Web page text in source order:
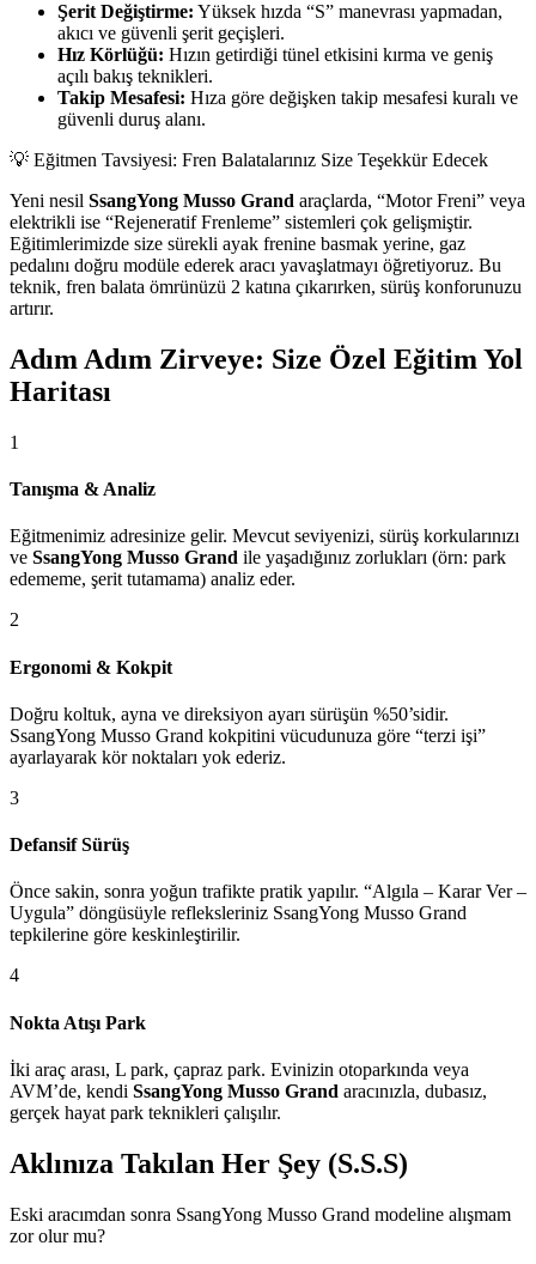
Şerit Değiştirme: Yüksek hızda “S” manevrası yapmadan,
akıcı ve güvenli şerit geçişleri.
Hız Körlüğü: Hızın getirdiği tünel etkisini kırma ve geniş
açılı bakış teknikleri.
Takip Mesafesi: Hıza göre değişken takip mesafesi kuralı ve
güvenli duruş alanı.
💡 Eğitmen Tavsiyesi: Fren Balatalarınız Size Teşekkür Edecek
Yeni nesil SsangYong Musso Grand araçlarda, “Motor Freni” veya
elektrikli ise “Rejeneratif Frenleme” sistemleri çok gelişmiştir.
Eğitimlerimizde size sürekli ayak frenine basmak yerine, gaz
pedalını doğru modüle ederek aracı yavaşlatmayı öğretiyoruz. Bu
teknik, fren balata ömrünüzü 2 katına çıkarırken, sürüş konforunuzu
artırır.
Adım Adım Zirveye: Size Özel Eğitim Yol
Haritası
1
Tanışma & Analiz
Eğitmenimiz adresinize gelir. Mevcut seviyenizi, sürüş korkularınızı
ve SsangYong Musso Grand ile yaşadığınız zorlukları (örn: park
edememe, şerit tutamama) analiz eder.
2
Ergonomi & Kokpit
Doğru koltuk, ayna ve direksiyon ayarı sürüşün %50’sidir.
SsangYong Musso Grand kokpitini vücudunuza göre “terzi işi”
ayarlayarak kör noktaları yok ederiz.
3
Defansif Sürüş
Önce sakin, sonra yoğun trafikte pratik yapılır. “Algıla – Karar Ver –
Uygula” döngüsüyle refleksleriniz SsangYong Musso Grand
tepkilerine göre keskinleştirilir.
4
Nokta Atışı Park
İki araç arası, L park, çapraz park. Evinizin otoparkında veya
AVM’de, kendi SsangYong Musso Grand aracınızla, dubasız,
gerçek hayat park teknikleri çalışılır.
Aklınıza Takılan Her Şey (S.S.S)
Eski aracımdan sonra SsangYong Musso Grand modeline alışmam
zor olur mu?